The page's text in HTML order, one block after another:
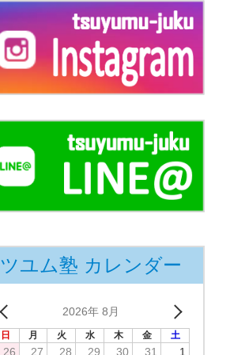
ツユム塾 カレンダー
2026年 8月
日 月 火 水 木 金 土
26 27 28 29 30 31 1